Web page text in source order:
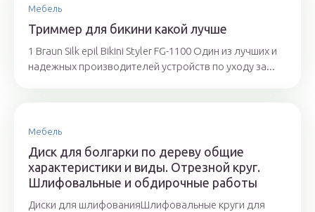
Мебель
Триммер для бикини какой лучше
1 Braun Silk epil Bikini Styler FG-1100 Один из лучших и
надежных производителей устройств по уходу за...
Мебель
Диск для болгарки по дереву общие
характеристики и виды. Отрезной круг.
Шлифовальные и обдирочные работы
Диски для шлифованияШлифовальные круги для